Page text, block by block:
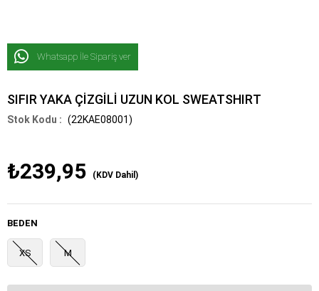
Whatsapp İle Sipariş ver
SIFIR YAKA ÇİZGİLİ UZUN KOL SWEATSHIRT
(22KAE08001)
₺239,95 (KDV Dahil)
BEDEN
XS M